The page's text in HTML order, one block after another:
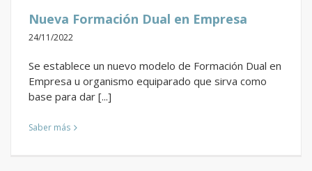
Nueva Formación Dual en Empresa
24/11/2022
Se establece un nuevo modelo de Formación Dual en
Empresa u organismo equiparado que sirva como
base para dar [...]
Saber más